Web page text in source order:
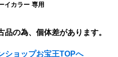
イカラー 専用
の為、個体差があります。
ショップお宝王TOPへ